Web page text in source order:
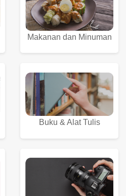
Makanan dan Minuman
Buku & Alat Tulis